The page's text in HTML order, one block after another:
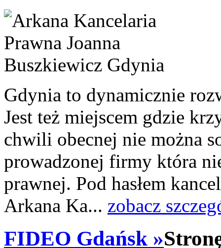
Gdynia to dynamicznie
Jest też miejscem gdzie
chwili obecnej nie można
prowadzonej firmy która
prawnej. Pod hasłem
Arkana Ka... zobacz
FIDEO Gdańsk »